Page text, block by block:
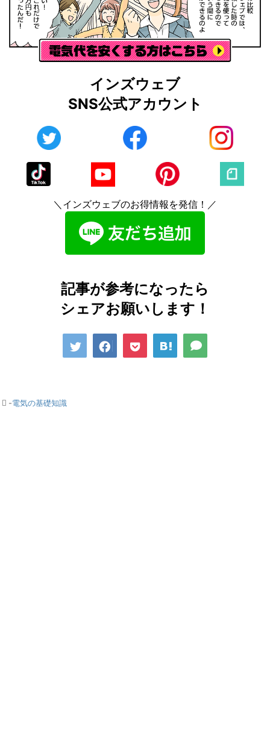
インズウェブ
SNS公式アカウント
＼インズウェブのお得情報を発信！／
記事が参考になったら
シェアお願いします！
-電気の基礎知識